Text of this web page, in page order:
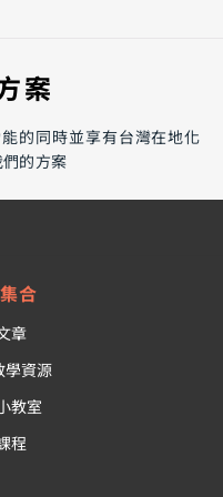
年也同樣適用
案
的同時並享有台灣在地化
的方案
合
章
學資源
教室
程